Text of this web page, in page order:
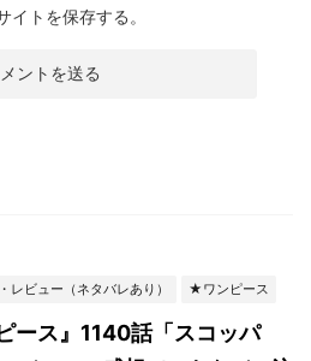
トを保存する。
レビュー（ネタバレあり） ★ワンピース
ース』1140話「スコッパ